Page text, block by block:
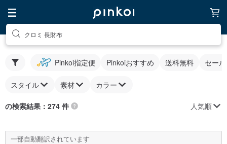
クロミ 長財布
Pinkoi指定便 Pinkoiおすすめ 送料無料 セー
スタイル 素材 カラー
の検索結果：274 件 人気順
一部自動翻訳されています